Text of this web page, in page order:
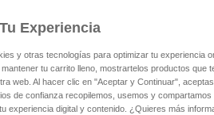
Experiencia
y otras tecnologías para optimizar tu experiencia
tu carrito lleno, mostrartelos productos
web. Al hacer clic en "Aceptar y Continuar",
de confianza recopilemos, usemos y
experiencia digital y contenido. ¿Quieres más